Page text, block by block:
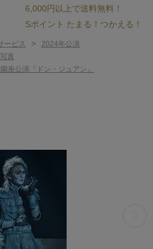
6,000円以上で送料無料！
Sポイント たまる！つかえる！
ービス > 2024年公演
真
座公演『ドン・ジュアン』